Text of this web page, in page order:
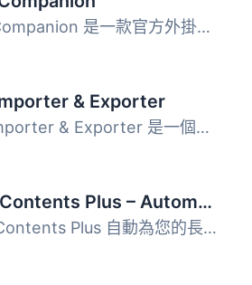
Blocksy Companion 是一款官方外掛，旨在擴展 Blocksy 佈景主...
& Exporter
Widget Importer & Exporter 是一個有用的外掛，可將小工...
Table of Contents Plus – Automatic Table of Contents for Posts & Pages
Table of Contents Plus 自動為您的長篇文章和頁面創建目錄，...